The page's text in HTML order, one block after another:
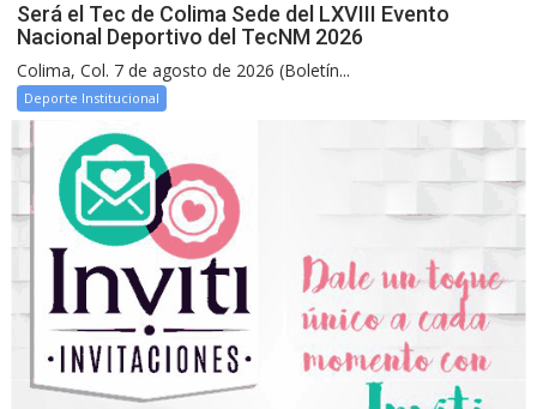
Será el Tec de Colima Sede del LXVIII Evento
Nacional Deportivo del TecNM 2026
Colima, Col. 7 de agosto de 2026 (Boletín...
Deporte Institucional